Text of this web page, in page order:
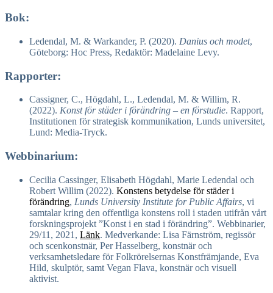
Bok:
Ledendal, M. & Warkander, P. (2020). Danius och modet,
Göteborg: Hoc Press, Redaktör: Madelaine Levy.
Rapporter:
Cassigner, C., Högdahl, L., Ledendal, M. & Willim, R.
(2022). Konst för städer i förändring – en förstudie. Rapport,
Institutionen för strategisk kommunikation, Lunds universitet,
Lund: Media-Tryck.
Webbinarium:
Cecilia Cassinger, Elisabeth Högdahl, Marie Ledendal och
Robert Willim (2022). Konstens betydelse för städer i
förändring, Lunds University Institute for Public Affairs, vi
samtalar kring den offentliga konstens roll i staden utifrån vårt
forskningsprojekt ”Konst i en stad i förändring”. Webbinarier,
29/11, 2021, Länk. Medverkande: Lisa Färnström, regissör
och scenkonstnär, Per Hasselberg, konstnär och
verksamhetsledare för Folkrörelsernas Konstfrämjande, Eva
Hild, skulptör, samt Vegan Flava, konstnär och visuell
aktivist.